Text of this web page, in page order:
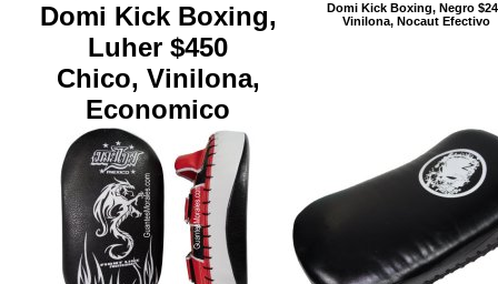
Domi Kick Boxing,
Luher $450
Chico, Vinilona,
Economico
Domi Kick Boxing, Negro
Vinilona, Nocaut Efectivo